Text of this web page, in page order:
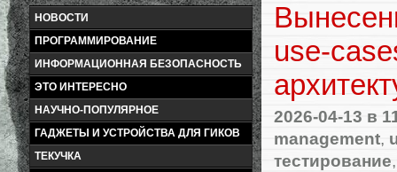
НОВОСТИ
ПРОГРАММИРОВАНИЕ
ИНФОРМАЦИОННАЯ БЕЗОПАСНОСТЬ
ЭТО ИНТЕРЕСНО
НАУЧНО-ПОПУЛЯРНОЕ
ГАДЖЕТЫ И УСТРОЙСТВА ДЛЯ ГИКОВ
ТЕКУЧКА
2026-04-13 в
management,
тестирование